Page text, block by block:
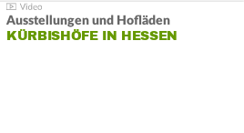
Ausstellungen und Hofläden
KÜRBISHÖFE IN HESSEN